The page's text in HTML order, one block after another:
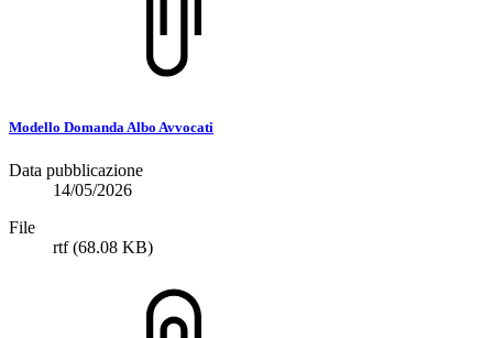
Modello Domanda Albo Avvocati
Data pubblicazione
14/05/2026
File
rtf(68.08 KB)